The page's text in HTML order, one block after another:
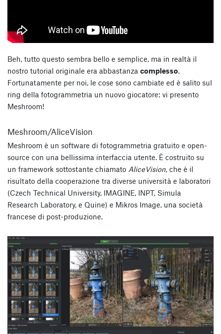
Beh, tutto questo sembra bello e semplice, ma in realtà il
nostro tutorial originale era abbastanza complesso.
Fortunatamente per noi, le cose sono cambiate ed è salito sul
ring della fotogrammetria un nuovo giocatore: vi presento
Meshroom!
Meshroom/AliceVision
Meshroom è un software di fotogrammetria gratuito e open-
source con una bellissima interfaccia utente. È costruito su
un framework sottostante chiamato AliceVision, che è il
risultato della cooperazione tra diverse università e laboratori
(Czech Technical University, IMAGINE, INPT, Simula
Research Laboratory, e Quine) e Mikros Image, una società
francese di post-produzione.